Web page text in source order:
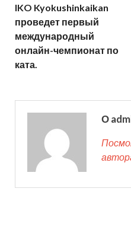
IKO Kyokushinkaikan
проведет первый
международный
онлайн-чемпионат по
ката.
О